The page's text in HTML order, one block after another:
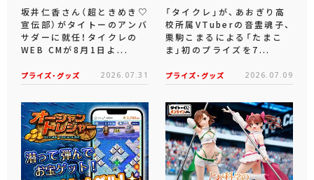
坂井仁香さん（超ときめき♡
宣伝部）がタイトーのアンバ
サダーに就任！タイクレの
WEB CMが8月1日よ...
プライズ・グッズ 2026.07.31
「タイクレ」が、あおぎり高
校所属VTuberの音霊魂子、
栗駒こまるによる「たまこ
ま」初のプライズを7...
プライズ・グッズ 2026.07.09